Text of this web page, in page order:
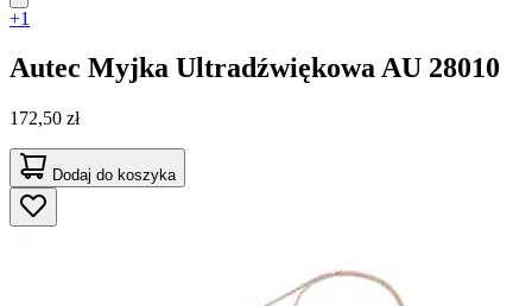
+1
Autec Myjka Ultradźwiękowa AU 28010
172,50 zł
Dodaj do koszyka